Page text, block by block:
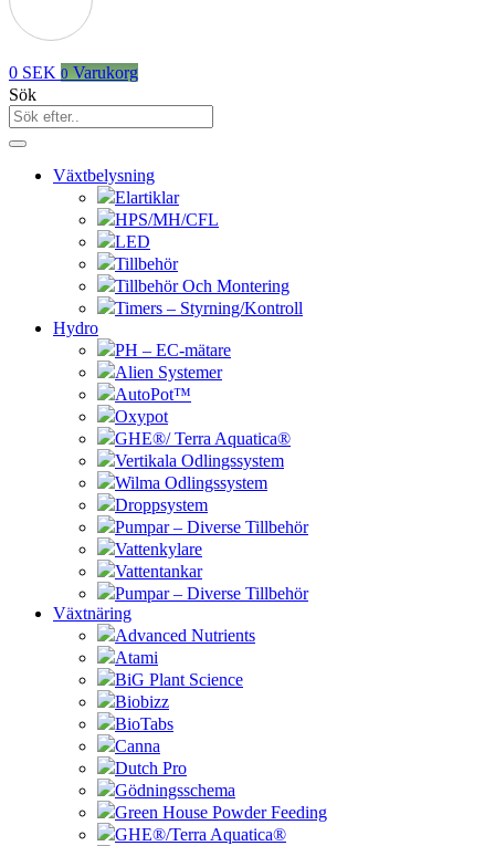
0 SEK 0 Varukorg
Sök
Växtbelysning
Elartiklar
HPS/MH/CFL
LED
Tillbehör
Tillbehör Och Montering
Timers – Styrning/Kontroll
Hydro
PH – EC-mätare
Alien Systemer
AutoPot™
Oxypot
GHE®/ Terra Aquatica®
Vertikala Odlingssystem
Wilma Odlingssystem
Droppsystem
Pumpar – Diverse Tillbehör
Vattenkylare
Vattentankar
Pumpar – Diverse Tillbehör
Växtnäring
Advanced Nutrients
Atami
BiG Plant Science
Biobizz
BioTabs
Canna
Dutch Pro
Gödningsschema
Green House Powder Feeding
GHE®/Terra Aquatica®